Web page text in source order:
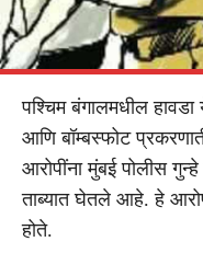
पश्चिम बंगालमधील
आणि बॉम्बस्फोट
आरोपींना मुंबई पोलीस
ताब्यात घेतले आहे. हे
होते.